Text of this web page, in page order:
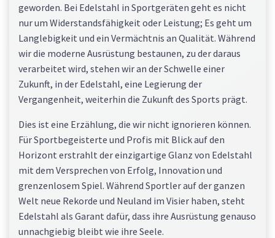
geworden. Bei Edelstahl in Sportgeräten geht es nicht
nur um Widerstandsfähigkeit oder Leistung; Es geht um
Langlebigkeit und ein Vermächtnis an Qualität. Während
wir die moderne Ausrüstung bestaunen, zu der daraus
verarbeitet wird, stehen wir an der Schwelle einer
Zukunft, in der Edelstahl, eine Legierung der
Vergangenheit, weiterhin die Zukunft des Sports prägt.
Dies ist eine Erzählung, die wir nicht ignorieren können.
Für Sportbegeisterte und Profis mit Blick auf den
Horizont erstrahlt der einzigartige Glanz von Edelstahl
mit dem Versprechen von Erfolg, Innovation und
grenzenlosem Spiel. Während Sportler auf der ganzen
Welt neue Rekorde und Neuland im Visier haben, steht
Edelstahl als Garant dafür, dass ihre Ausrüstung genauso
unnachgiebig bleibt wie ihre Seele.